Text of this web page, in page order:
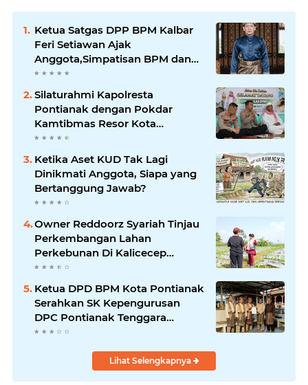
Ketua Satgas DPP BPM Kalbar
Feri Setiawan Ajak
Anggota,Simpatisan BPM dan
Masyarakat Kibarkan Merah
Silaturahmi Kapolresta
Pontianak dengan Pokdar
Kamtibmas Resor Kota
Pontianak
Ketika Aset KUD Tak Lagi
Dinikmati Anggota, Siapa yang
Bertanggung Jawab?
Owner Reddoorz Syariah Tinjau
Perkembangan Lahan
Perkebunan Di Kalicecep
Wonosobo
Ketua DPD BPM Kota Pontianak
Serahkan SK Kepengurusan
DPC Pontianak Tenggara
Periode 2026–2029
Lihat Selengkapnya